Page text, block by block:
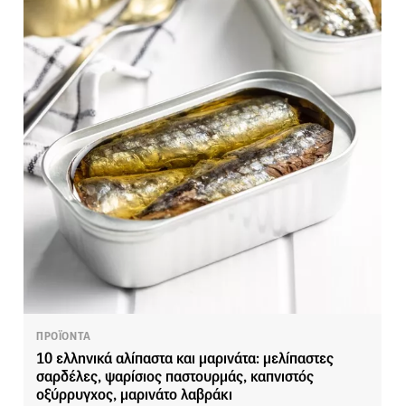
ΠΡΟΪΟΝΤΑ
10 ελληνικά αλίπαστα και μαρινάτα: μελίπαστες
σαρδέλες, ψαρίσιος παστουρμάς, καπνιστός
οξύρρυγχος, μαρινάτο λαβράκι